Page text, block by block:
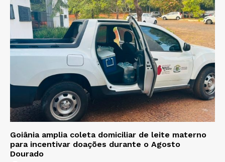
Goiânia amplia coleta domiciliar de leite materno
para incentivar doações durante o Agosto
Dourado